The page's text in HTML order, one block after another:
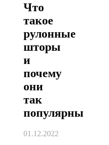
Что
такое
рулонные
шторы
и
почему
они
так
популярны
01.12.2022